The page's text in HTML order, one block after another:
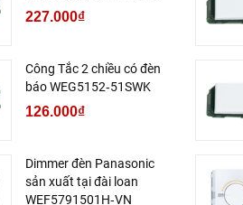
227.000₫
Công Tắc 2 chiều có đèn
báo WEG5152‑51SWK
126.000₫
Dimmer đèn Panasonic
sản xuất tại đài loan
WEF5791501H‑VN